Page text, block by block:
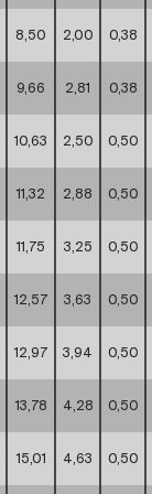
8,50 2,00 0,38
9,66 2,81 0,38
10,63 2,50 0,50
11,32 2,88 0,50
11,75 3,25 0,50
12,57 3,63 0,50
12,97 3,94 0,50
13,78 4,28 0,50
15,01 4,63 0,50